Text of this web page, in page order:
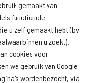
gemaakt van
functionele
u zelf gemaakt hebt (bv.
u zoekt).
cookies voor
we gebruik van Google
wordenbezocht, via